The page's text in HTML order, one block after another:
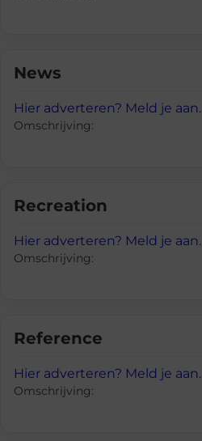
News
Hier adverteren? Meld je aan.
Omschrijving:
Recreation
Hier adverteren? Meld je aan.
Omschrijving:
Reference
Hier adverteren? Meld je aan.
Omschrijving: